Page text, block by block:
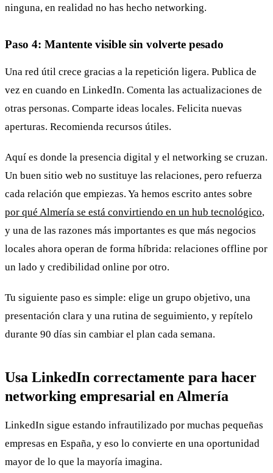
ninguna, en realidad no has hecho networking.
Paso 4: Mantente visible sin volverte pesado
Una red útil crece gracias a la repetición ligera. Publica de
vez en cuando en LinkedIn. Comenta las actualizaciones de
otras personas. Comparte ideas locales. Felicita nuevas
aperturas. Recomienda recursos útiles.
Aquí es donde la presencia digital y el networking se cruzan.
Un buen sitio web no sustituye las relaciones, pero refuerza
cada relación que empiezas. Ya hemos escrito antes sobre
por qué Almería se está convirtiendo en un hub tecnológico,
y una de las razones más importantes es que más negocios
locales ahora operan de forma híbrida: relaciones offline por
un lado y credibilidad online por otro.
Tu siguiente paso es simple: elige un grupo objetivo, una
presentación clara y una rutina de seguimiento, y repítelo
durante 90 días sin cambiar el plan cada semana.
Usa LinkedIn correctamente para hacer
networking empresarial en Almería
LinkedIn sigue estando infrautilizado por muchas pequeñas
empresas en España, y eso lo convierte en una oportunidad
mayor de lo que la mayoría imagina.